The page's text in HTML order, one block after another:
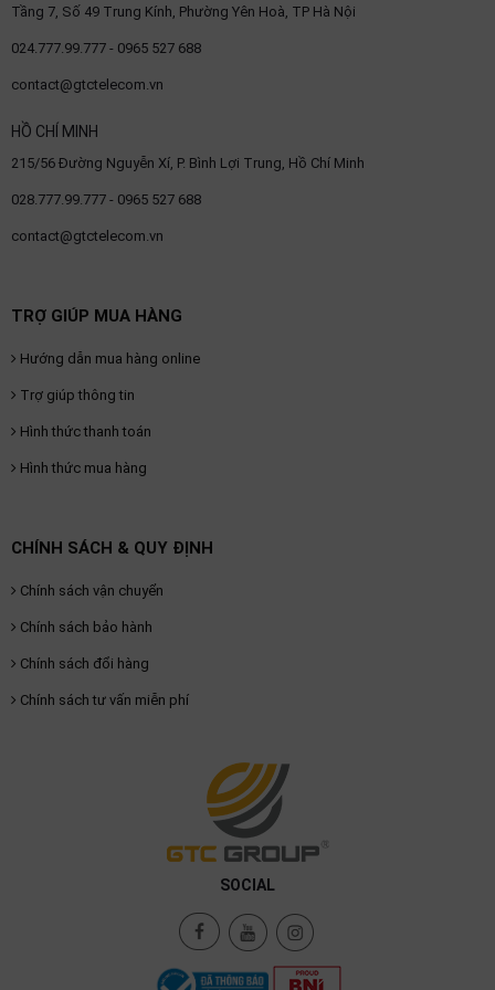
Tầng 7, Số 49 Trung Kính, Phường Yên Hoà, TP Hà Nội
024.777.99.777 - 0965 527 688
contact@gtctelecom.vn
HỒ CHÍ MINH
215/56 Đường Nguyễn Xí, P. Bình Lợi Trung, Hồ Chí Minh
028.777.99.777 - 0965 527 688
contact@gtctelecom.vn
TRỢ GIÚP MUA HÀNG
Hướng dẫn mua hàng online
Trợ giúp thông tin
Hình thức thanh toán
Hình thức mua hàng
CHÍNH SÁCH & QUY ĐỊNH
Chính sách vận chuyển
Chính sách bảo hành
Chính sách đổi hàng
Chính sách tư vấn miễn phí
SOCIAL
OTHOR
CATEGORY
Solution
Service
LANGUAGE
việt
English